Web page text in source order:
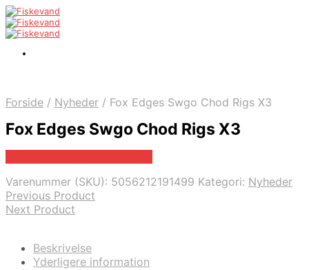
Forside / Nyheder / Fox Edges Swgo Chod Rigs X3
Fox Edges Swgo Chod Rigs X3
Varenummer (SKU): 5056212191499 Kategori: Nyheder
Previous Product
Next Product
Beskrivelse
Yderligere information